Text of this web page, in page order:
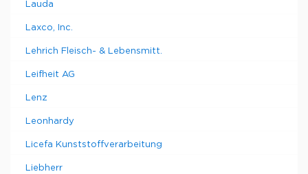
Lauda
Laxco, Inc.
Lehrich Fleisch- & Lebensmitt.
Leifheit AG
Lenz
Leonhardy
Licefa Kunststoffverarbeitung
Liebherr